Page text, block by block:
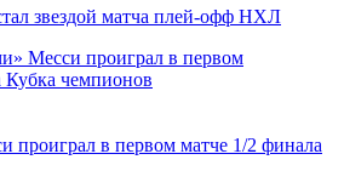
звездой матча плей-офф НХЛ
проиграл в первом матче 1/2 финала